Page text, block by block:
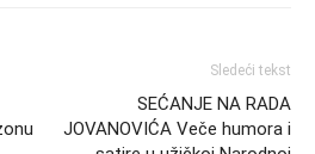
Sledeći tekst
SEĆANJE NA RADA
JOVANOVIĆA Veče humora i